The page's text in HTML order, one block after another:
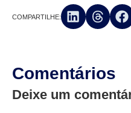
COMPARTILHE:
Comentários
Deixe um